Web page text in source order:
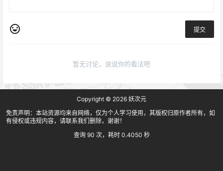
提交
暂无讨论，说说你的看法吧
Copyright © 2026 妖次元
免责声明：本站资源均来自网络，仅为个人学习使用，其版权归原作者所有，如
有侵权或违规内容，请联系我们删除，谢谢！
查询 90 次，耗时 0.4050 秒